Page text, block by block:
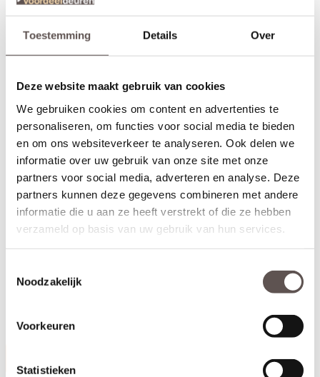
Toestemming Details Over
Deze website maakt gebruik van cookies
We gebruiken cookies om content en advertenties te
personaliseren, om functies voor social media te bieden
en om ons websiteverkeer te analyseren. Ook delen we
informatie over uw gebruik van onze site met onze
partners voor social media, adverteren en analyse. Deze
partners kunnen deze gegevens combineren met andere
informatie die u aan ze heeft verstrekt of die ze hebben
verzameld op basis van uw gebruik van hun services.
Noodzakelijk
Voorkeuren
Statistieken
Inhoud van de set
Deze Svedex Mood deurkrukset bestaat uit:
+ RVS cilinderrozet (twee zijden)
+ Universele bouten en montagemateriaal voor een snelle
+ Geschikt voor alle standaard loopsloten en binnendeuren